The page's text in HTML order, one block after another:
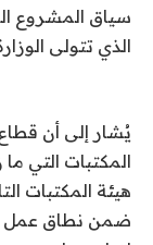
سياق المشروع
الذي تتولى
يُشار إلى أن
المكتبات التي ما
هيئة المكتبات
ضمن نطاق عمل